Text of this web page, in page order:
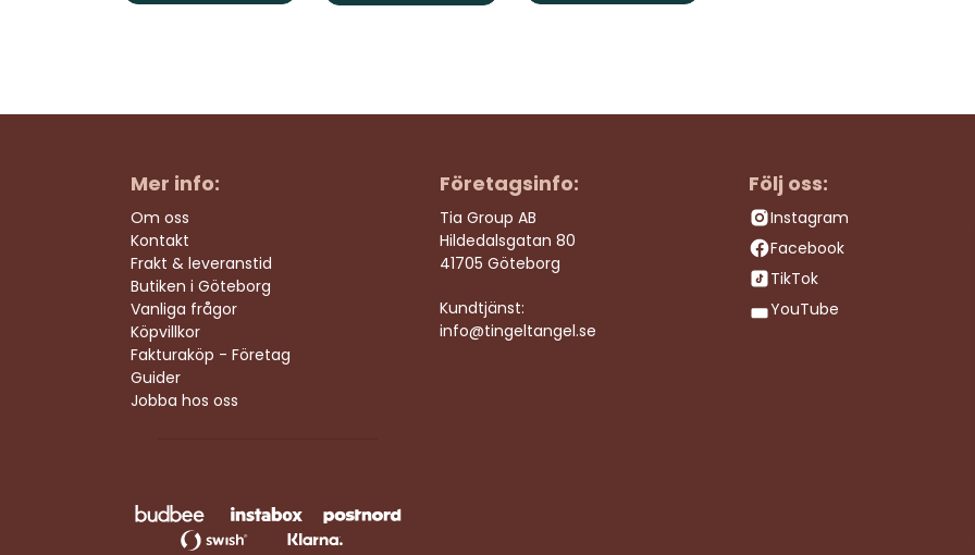
Mer info:
Om oss
Kontakt
Frakt & leveranstid
Butiken i Göteborg
Vanliga frågor
Köpvillkor
Fakturaköp - Företag
Guider
Jobba hos oss
Företagsinfo:
Tia Group AB
Hildedalsgatan 80
41705 Göteborg
Kundtjänst:
info@tingeltangel.se
Följ oss:
Instagram
Facebook
TikTok
YouTube